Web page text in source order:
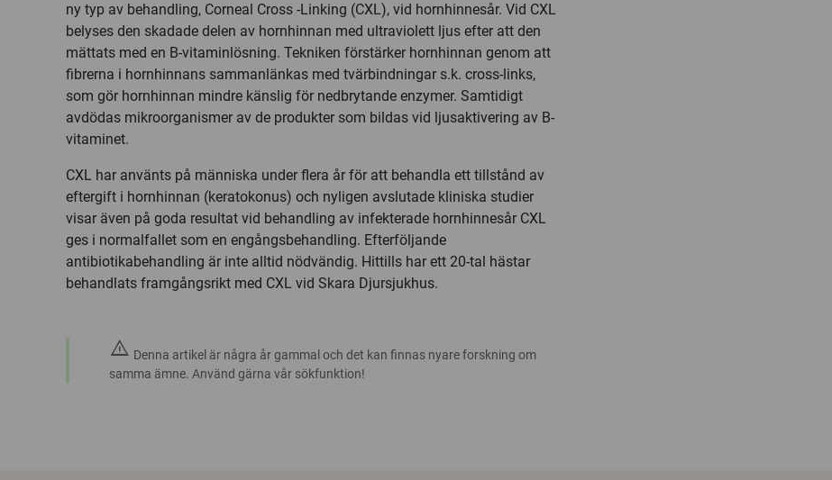
ny typ av behandling, Corneal Cross -Linking (CXL), vid hornhinnesår. Vid CXL
belyses den skadade delen av hornhinnan med ultraviolett ljus efter att den
mättats med en B-vitaminlösning. Tekniken förstärker hornhinnan genom att
fibrerna i hornhinnans sammanlänkas med tvärbindningar s.k. cross-links,
som gör hornhinnan mindre känslig för nedbrytande enzymer. Samtidigt
avdödas mikroorganismer av de produkter som bildas vid ljusaktivering av B-
vitaminet.
CXL har använts på människa under flera år för att behandla ett tillstånd av
eftergift i hornhinnan (keratokonus) och nyligen avslutade kliniska studier
visar även på goda resultat vid behandling av infekterade hornhinnesår CXL
ges i normalfallet som en engångsbehandling. Efterföljande
antibiotikabehandling är inte alltid nödvändig. Hittills har ett 20-tal hästar
behandlats framgångsrikt med CXL vid Skara Djursjukhus.
warning Denna artikel är några år gammal och det kan finnas nyare forskning om
samma ämne. Använd gärna vår sökfunktion!